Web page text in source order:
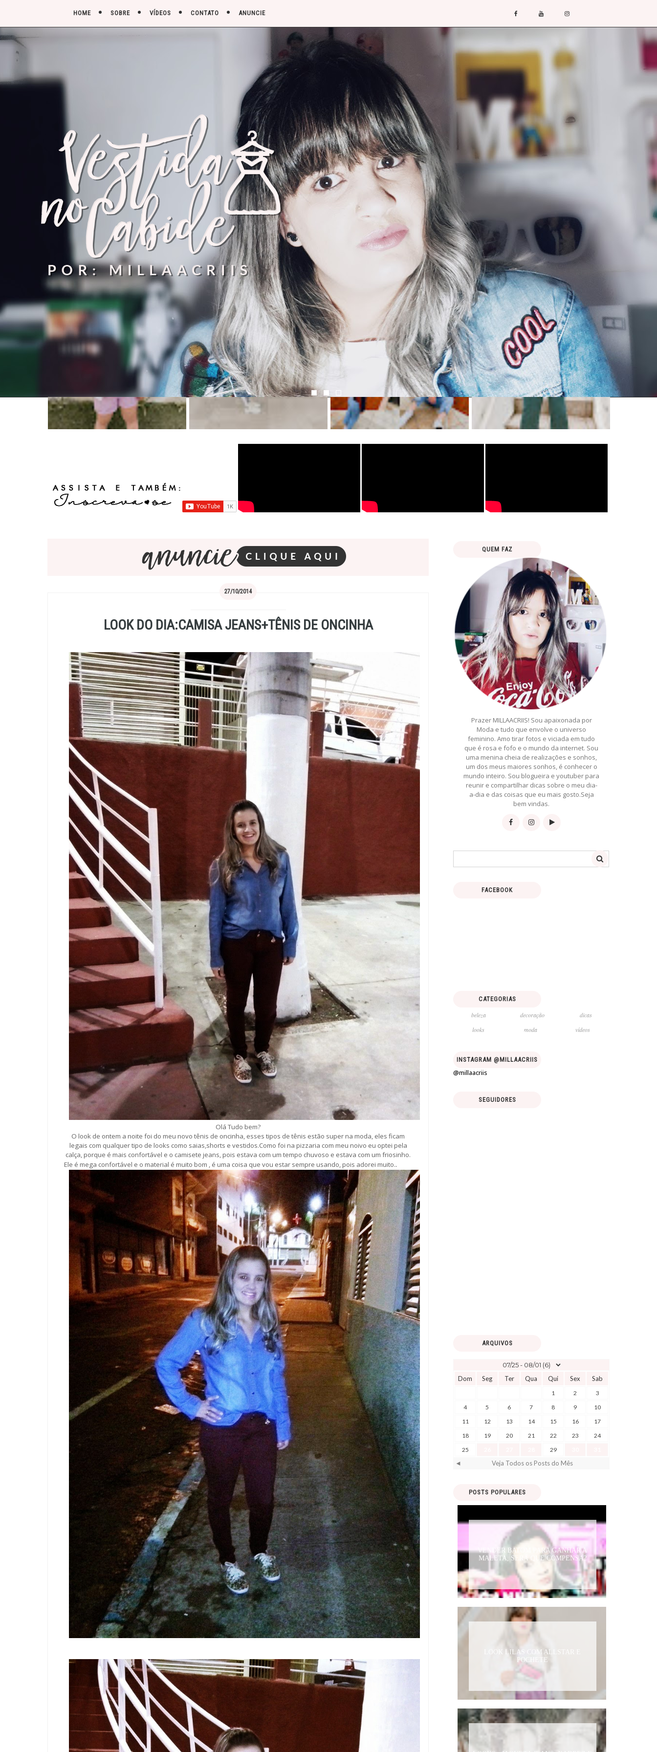
HOME SOBRE VÍDEOS CONTATO ANUNCIE
27/10/2014
LOOK DO DIA:CAMISA JEANS+TÊNIS DE ONCINHA
Olá Tudo bem?
O look de ontem a noite foi do meu novo tênis de oncinha, esses tipos de tênis estão super na moda, eles ficam
legais com qualquer tipo de looks como saias,shorts e vestidos.Como foi na pizzaria com meu noivo eu optei pela
calça, porque é mais confortável e o camisete jeans, pois estava com um tempo chuvoso e estava com um friosinho.
Ele é mega confortável e o material é muito bom , é uma coisa que vou estar sempre usando, pois adorei muito..
QUEM FAZ
Prazer MILLAACRIIS! Sou apaixonada por
Moda e tudo que envolve o universo
feminino. Amo tirar fotos e viciada em tudo
que é rosa e fofo e o mundo da internet. Sou
uma menina cheia de realizações e sonhos,
um dos meus maiores sonhos, é conhecer o
mundo inteiro. Sou blogueira e youtuber para
reunir e compartilhar dicas sobre o meu dia-
a-dia e das coisas que eu mais gosto.Seja
bem vindas.
FACEBOOK
CATEGORIAS
beleza decoração
dicas
looks
moda vídeos
INSTAGRAM @MILLAACRIIS
@millaacriis
SEGUIDORES
ARQUIVOS
Dom Seg Ter Qua Qui Sex Sab
1 2
3
4
5 6 7 8 9
10
11
12 13 14 15 16
17
18
19 20 21 22 23
24
25
29
◄ Veja Todos os Posts do Mês
POSTS POPULARES
VENDER BATOM PARA GANHAR A
MALETA, SERÁ QUE COMPENSA?
LOOK LILAS COM ALLSTAR E
POCHETE